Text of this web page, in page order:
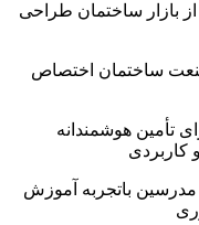
بازار ساختمان طراحی
ساختمان اختصاص
تأمین هوشمندانه
کاربردی
مدرسین باتجربه آموزش